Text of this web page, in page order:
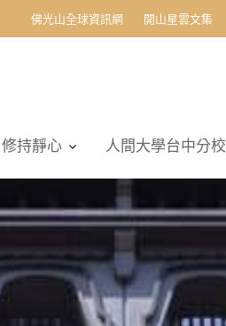
佛光山全球資訊網 開山星雲文集
修持靜心 人間大學台中分校